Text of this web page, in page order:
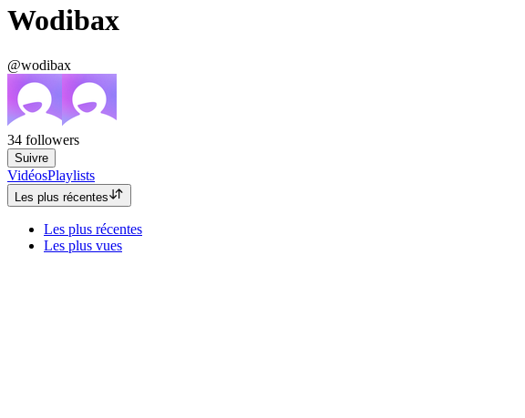
Wodibax
@wodibax
34 followers
Suivre
VidéosPlaylists
Les plus récentes
Les plus récentes
Les plus vues